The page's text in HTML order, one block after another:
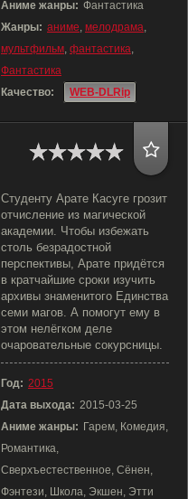
Аниме жанры: Фантастика
Жанры: аниме, мелодрама,
мультфильм, фантастика,
Фантастика
Качество:
WEB-DLRip
Студенту Арате Касуге грозит
отчисление из магической
академии. Чтобы избежать
столь безрадостной
перспективы, Арате придётся
в кратчайшие сроки изучить
архивы знаменитого Единства
семи магов. А помогут ему в
этом нелёгком деле
очаровательные сокурсницы.
Год: 2015
Дата выхода: 2015-03-25
Аниме жанры: Гарем, Комедия,
Романтика,
Сверхъестественное, Сёнен,
Фэнтези, Школа, Экшен, Этти